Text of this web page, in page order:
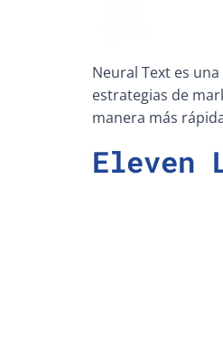
Neural Text es
estrategias de
manera más
Eleven